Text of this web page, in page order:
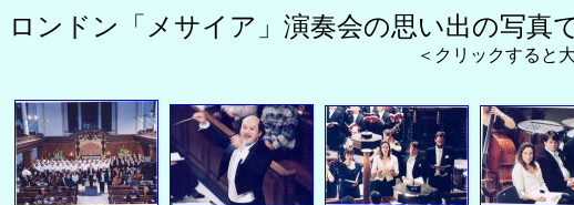
ロンドン「メサイア」演奏会の思い出の写真で
＜クリックすると大きく写